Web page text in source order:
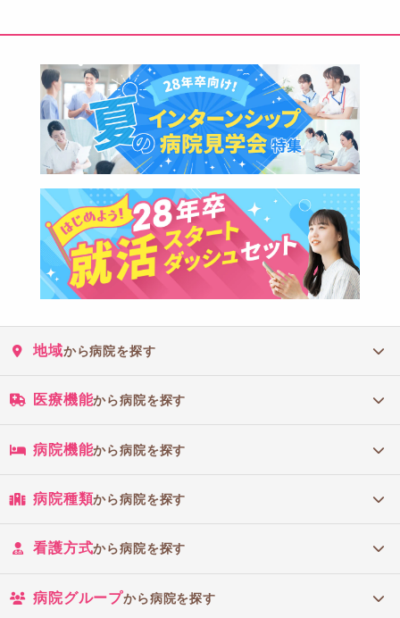
地域から病院を探す
医療機能から病院を探す
病院機能から病院を探す
病院種類から病院を探す
看護方式から病院を探す
病院グループから病院を探す